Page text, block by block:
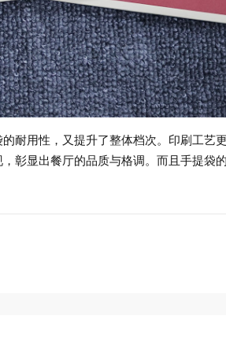
耐用性，又提升了整体档次。印刷工艺
彰显出餐厅的品质与格调。而且手提袋